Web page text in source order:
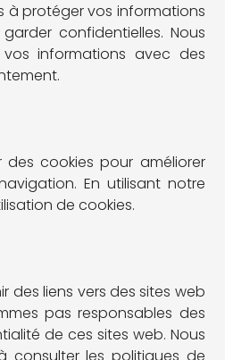
à protéger vos informations
confidentielles. Nous
informations avec des
des cookies pour améliorer
En utilisant notre
de cookies.
des liens vers des sites web
pas responsables des
de ces sites web. Nous